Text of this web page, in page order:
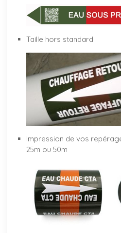
Taille hors standard
Impression de vos
25m ou 50m